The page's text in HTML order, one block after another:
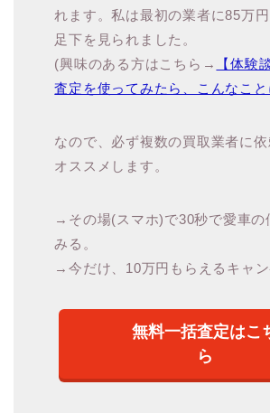
れます。私は最初の業者に85万
足下を見られました。
(興味のある方はこちら→
【体験
査定を使ってみたら、こんなこと
なので、必ず複数の買取業者に
オススメします。
→その場(スマホ)で30秒で愛車の
みる。
→今だけ、10万円もらえるキャ
無料一括査定はこ
ら